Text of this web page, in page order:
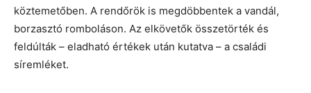
köztemetőben. A rendőrök is megdöbbentek a vandál,
borzasztó romboláson. Az elkövetők összetörték és
feldúlták – eladható értékek után kutatva – a családi
síremléket.